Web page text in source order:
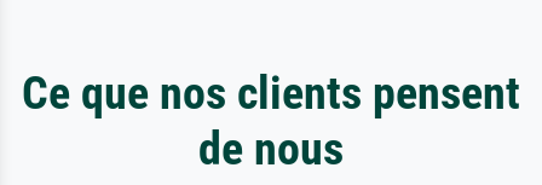
Ce que nos clients pensent
de nous